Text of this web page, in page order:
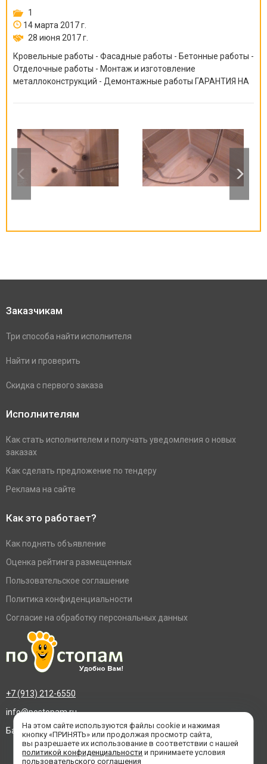
1
14 марта 2017 г.
28 июня 2017 г.
Кровельные работы - Фасадные работы - Бетонные работы -
Отделочные работы - Монтаж и изготовление
металлоконструкций - Демонтажные работы ГАРАНТИЯ НА
Заказчикам
Три способа найти исполнителя
Найти и проверить
Скидка с первого заказа
Исполнителям
Как стать исполнителем и получать уведомления о новых
заказах
Как сделать предложение по тендеру
Реклама на сайте
Как это работает?
Как поднять объявление
Оценка рейтинга размещенных
Пользовательское соглашение
Политика конфиденциальности
Согласие на обработку персональных данных
+7 (913) 212-6550
info@postopam.ru
Барнаул, пр. Социалистический 109, оф.455
На этом сайте используются файлы cookie и нажимая
кнопку «ПРИНЯТЬ» или продолжая просмотр сайта,
вы разрешаете их использование в соответствии с нашей
политикой конфиденциальности и принимаете условия
пользовательского соглашения